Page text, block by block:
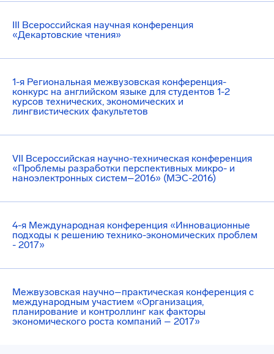
III Всероссийская научная конференция
«Декартовские чтения»
1-я Региональная межвузовская конференция-
конкурс на английском языке для студентов 1-2
курсов технических, экономических и
лингвистических факультетов
VII Всероссийская научно-техническая конференция
«Проблемы разработки перспективных микро- и
наноэлектронных систем–2016» (МЭС-2016)
4-я Международная конференция «Инновационные
подходы к решению технико-экономических проблем
- 2017»
Межвузовская научно–практическая конференция с
международным участием «Организация,
планирование и контроллинг как факторы
экономического роста компаний – 2017»